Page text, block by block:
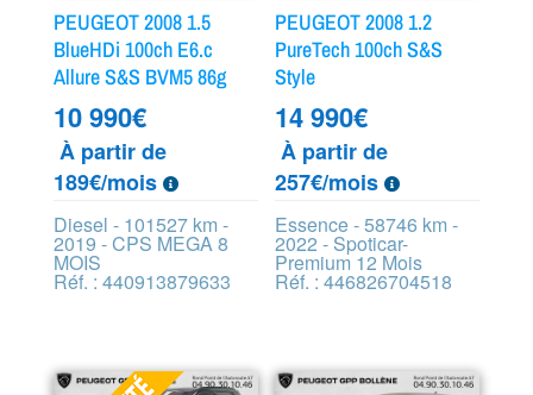
PEUGEOT 2008 1.5
BlueHDi 100ch E6.c
Allure S&S BVM5 86g
10 990€
À partir de
189€/mois
Diesel - 101527 km -
2019 - CPS MEGA 8
MOIS
Réf. : 440913879633
PEUGEOT 2008 1.2
PureTech 100ch S&S
Style
14 990€
À partir de
257€/mois
Essence - 58746 km -
2022 - Spoticar-
Premium 12 Mois
Réf. : 446826704518